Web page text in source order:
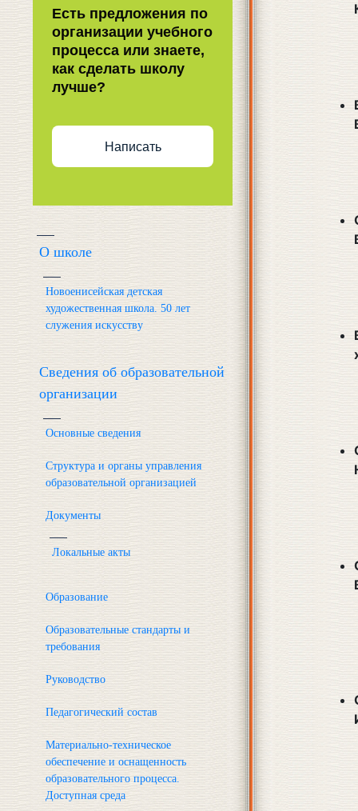
Есть предложения по
организации учебного
процесса или знаете,
как сделать школу
лучше?
Написать
О школе
Новоенисейская детская
художественная школа. 50 лет
служения искусству
Сведения об образовательной
организации
Основные сведения
Структура и органы управления
образовательной организацией
Документы
Локальные акты
Образование
Образовательные стандарты и
требования
Руководство
Педагогический состав
Материально-техническое
обеспечение и оснащенность
образовательного процесса.
Доступная среда